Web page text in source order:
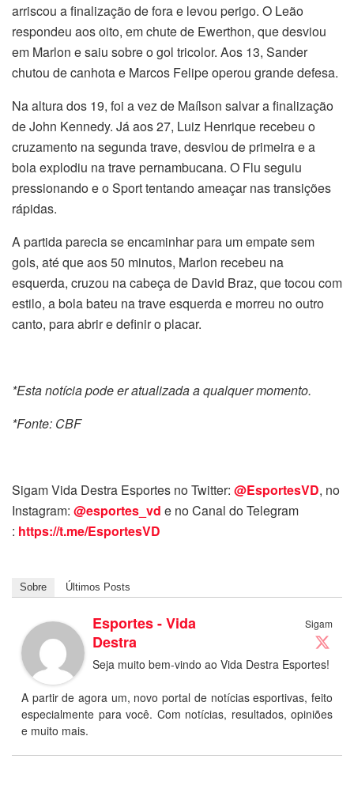
arriscou a finalização de fora e levou perigo. O Leão
respondeu aos oito, em chute de Ewerthon, que desviou
em Marlon e saiu sobre o gol tricolor. Aos 13, Sander
chutou de canhota e Marcos Felipe operou grande defesa.
Na altura dos 19, foi a vez de Maílson salvar a finalização
de John Kennedy. Já aos 27, Luiz Henrique recebeu o
cruzamento na segunda trave, desviou de primeira e a
bola explodiu na trave pernambucana. O Flu seguiu
pressionando e o Sport tentando ameaçar nas transições
rápidas.
A partida parecia se encaminhar para um empate sem
gols, até que aos 50 minutos, Marlon recebeu na
esquerda, cruzou na cabeça de David Braz, que tocou com
estilo, a bola bateu na trave esquerda e morreu no outro
canto, para abrir e definir o placar.
*Esta notícia pode er atualizada a qualquer momento.
*Fonte: CBF
Sigam Vida Destra Esportes no Twitter: @EsportesVD, no
Instagram: @esportes_vd e no Canal do Telegram
: https://t.me/EsportesVD
Sobre Últimos Posts
Sigam
Esportes - Vida
Destra
Seja muito bem-vindo ao Vida Destra Esportes!
A partir de agora um, novo portal de notícias esportivas, feito
especialmente para você. Com notícias, resultados, opiniões
e muito mais.